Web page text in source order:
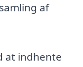
af
at indhente